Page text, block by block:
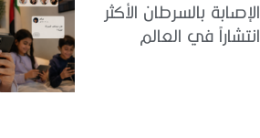
الإصابة بالسرطان الأكثر
انتشاراً في العالم